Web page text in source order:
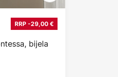
bijela
RRP -29,00 €